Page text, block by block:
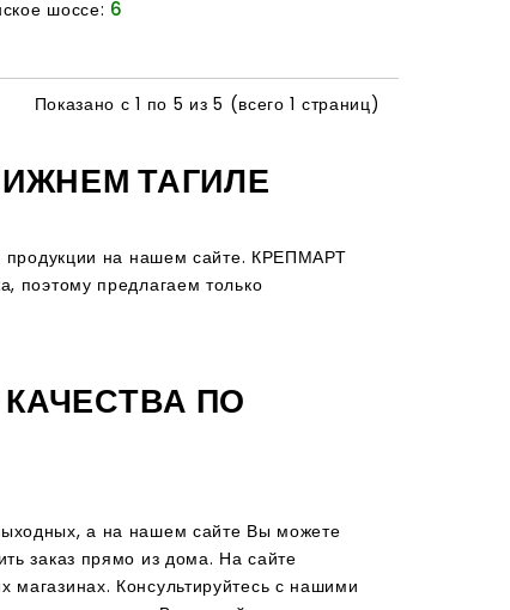
шоссе: 6
Показано с 1 по 5 из 5 (всего 1 страниц)
ТАГИЛЕ
продукции на нашем сайте. КРЕПМАРТ
поэтому предлагаем только
ПО
а на нашем сайте Вы можете
заказ прямо из дома. На сайте
Консультируйтесь с нашими